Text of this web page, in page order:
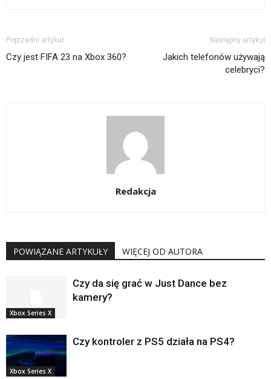
Poprzedni artykuł
Czy jest FIFA 23 na Xbox 360?
Następny artykuł
Jakich telefonów używają
celebryci?
Redakcja
POWIĄZANE ARTYKUŁY WIĘCEJ OD AUTORA
Xbox Series X
Czy da się grać w Just Dance bez
kamery?
Xbox Series X
Czy kontroler z PS5 działa na PS4?